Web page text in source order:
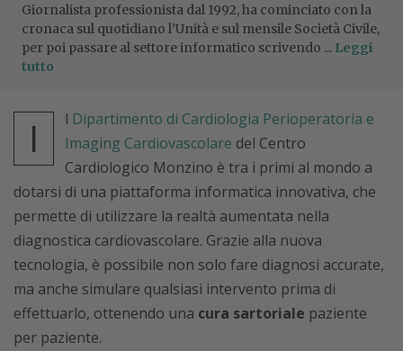
Giornalista professionista dal 1992, ha cominciato con la
cronaca sul quotidiano l’Unità e sul mensile Società Civile,
per poi passare al settore informatico scrivendo ... Leggi
tutto
I l Dipartimento di Cardiologia Perioperatoria e
Imaging Cardiovascolare del Centro
Cardiologico Monzino è tra i primi al mondo a
dotarsi di una piattaforma informatica innovativa, che
permette di utilizzare la realtà aumentata nella
diagnostica cardiovascolare. Grazie alla nuova
tecnologia, è possibile non solo fare diagnosi accurate,
ma anche simulare qualsiasi intervento prima di
effettuarlo, ottenendo una cura sartoriale paziente
per paziente.